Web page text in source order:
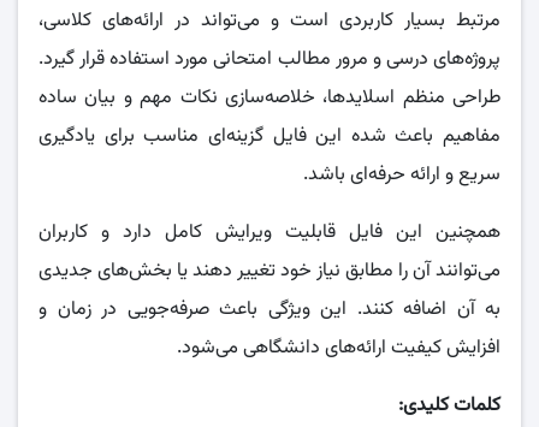
مرتبط بسیار کاربردی است و می‌تواند در ارائه‌های کلاسی،
پروژه‌های درسی و مرور مطالب امتحانی مورد استفاده قرار گیرد.
طراحی منظم اسلایدها، خلاصه‌سازی نکات مهم و بیان ساده
مفاهیم باعث شده این فایل گزینه‌ای مناسب برای یادگیری
سریع و ارائه حرفه‌ای باشد.
همچنین این فایل قابلیت ویرایش کامل دارد و کاربران
می‌توانند آن را مطابق نیاز خود تغییر دهند یا بخش‌های جدیدی
به آن اضافه کنند. این ویژگی باعث صرفه‌جویی در زمان و
افزایش کیفیت ارائه‌های دانشگاهی می‌شود.
کلمات کلیدی: